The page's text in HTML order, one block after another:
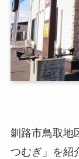
釧路市鳥取地
つむぎ」を紹